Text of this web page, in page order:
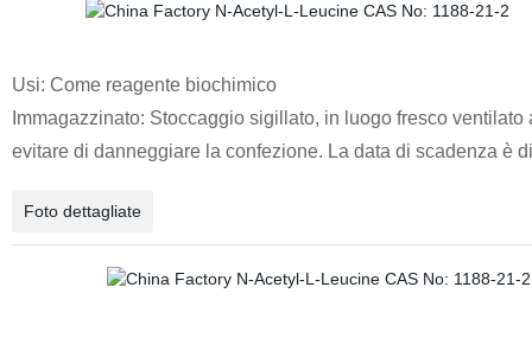
Usi: Come reagente biochimico
Immagazzinato: Stoccaggio sigillato, in luogo fresco
evitare di danneggiare la confezione. La data di scadenza è
Foto dettagliate